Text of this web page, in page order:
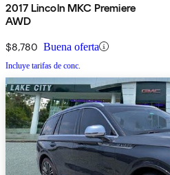
2017 Lincoln MKC Premiere
AWD
$8,780 Buena oferta
Incluye tarifas de conc.